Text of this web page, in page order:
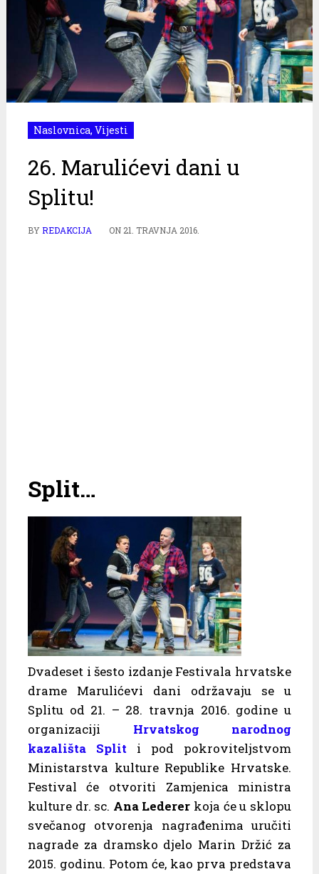
Naslovnica, Vijesti
26. Marulićevi dani u
Splitu!
BYREDAKCIJA ON 21. TRAVNJA 2016.
Split…
Dvadeset i šesto izdanje Festivala hrvatske
drame Marulićevi dani održavaju se u
Splitu od 21. – 28. travnja 2016. godine u
organizaciji Hrvatskog narodnog
kazališta Spliti pod pokroviteljstvom
Ministarstva kulture Republike Hrvatske.
Festival će otvoriti Zamjenica ministra
kulture dr. sc. Ana Lederer koja će u sklopu
svečanog otvorenja nagrađenima uručiti
nagrade za dramsko djelo Marin Držić za
2015. godinu. Potom će, kao prva predstava